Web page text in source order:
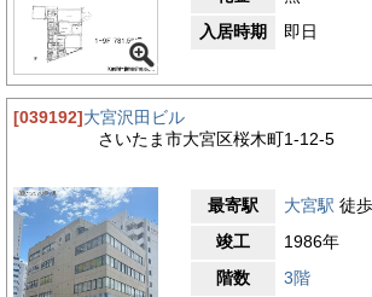
入居時期
即日
[039192]大宮沢田ビル
さいたま市大宮区桜木町1-12-5
最寄駅 大宮駅 徒
竣工
1986年
階数
3階